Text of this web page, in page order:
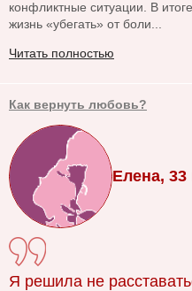
конфликтные ситуации. В
жизнь «убегать» от боли...
Читать полностью
Как вернуть любовь?
Елена, 33
Я решила не